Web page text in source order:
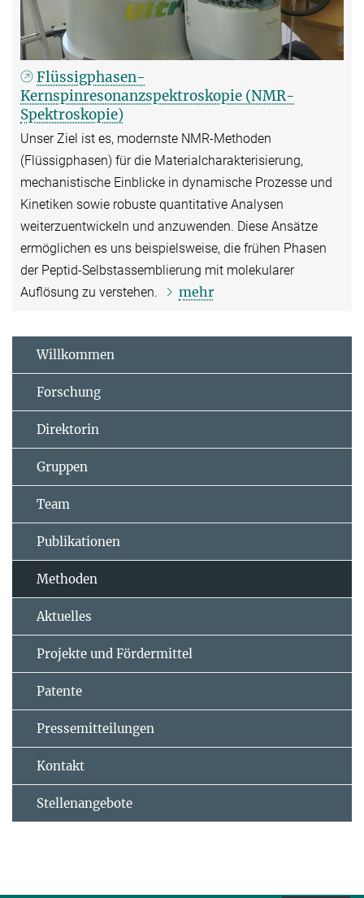
Flüssigphasen-
Kernspinresonanzspektroskopie (NMR-
Spektroskopie)
Unser Ziel ist es, modernste NMR-Methoden
(Flüssigphasen) für die Materialcharakterisierung,
mechanistische Einblicke in dynamische Prozesse und
Kinetiken sowie robuste quantitative Analysen
weiterzuentwickeln und anzuwenden. Diese Ansätze
ermöglichen es uns beispielsweise, die frühen Phasen
der Peptid-Selbstassemblierung mit molekularer
Auflösung zu verstehen.
mehr
Willkommen
Forschung
Direktorin
Gruppen
Team
Publikationen
Methoden
Aktuelles
Projekte und Fördermittel
Patente
Pressemitteilungen
Kontakt
Stellenangebote